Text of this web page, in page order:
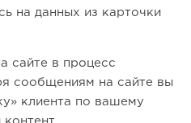
на данных из карточки
сайте в процесс
сообщениям на сайте вы
клиента по вашему